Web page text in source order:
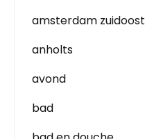
amsterdam zuidoost
anholts
avond
bad